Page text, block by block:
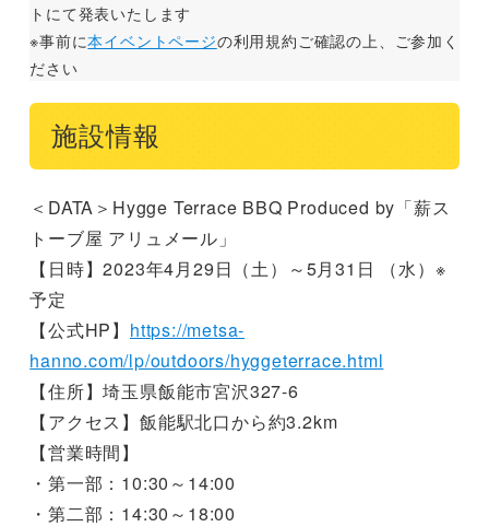
トにて発表いたします
※事前に本イベントページの利用規約ご確認の上、ご参加く
ださい
施設情報
＜DATA＞Hygge Terrace BBQ Produced by「薪ス
トーブ屋 アリュメール」
【日時】2023年4月29日（土）～5月31日 （水）※
予定
【公式HP】 https://metsa-
hanno.com/lp/outdoors/hyggeterrace.html
【住所】埼玉県飯能市宮沢327-6
【アクセス】飯能駅北口から約3.2km
【営業時間】
・第一部：10:30～14:00
・第二部：14:30～18:00